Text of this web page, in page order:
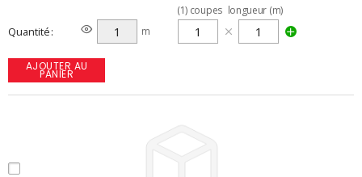
Quantité m
(1) coupes longueur (m)
AJOUTER AU
PANIER